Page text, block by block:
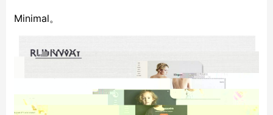
Minimal。